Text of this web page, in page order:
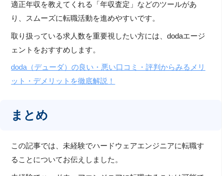
適正年収を教えてくれる「年収査定」などのツールがあ
り、スムーズに転職活動を進めやすいです。
取り扱っている求人数を重要視したい方には、dodaエージ
ェントをおすすめします。
doda（デューダ）の良い・悪い口コミ・評判からみるメリ
ット・デメリットを徹底解説！
まとめ
この記事では、未経験でハードウェアエンジニアに転職す
ることについてお伝えしました。